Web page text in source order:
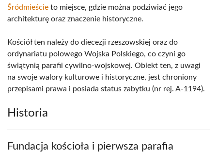
Śródmieście to miejsce, gdzie można podziwiać jego
architekturę oraz znaczenie historyczne.
Kościół ten należy do diecezji rzeszowskiej oraz do
ordynariatu polowego Wojska Polskiego, co czyni go
świątynią parafii cywilno-wojskowej. Obiekt ten, z uwagi
na swoje walory kulturowe i historyczne, jest chroniony
przepisami prawa i posiada status zabytku (nr rej. A-1194).
Historia
Fundacja kościoła i pierwsza parafia